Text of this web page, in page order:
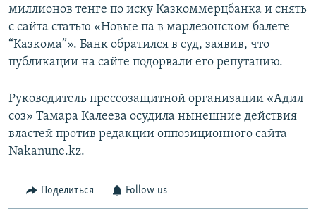
миллионов тенге по иску Казкоммерцбанка и снять
с сайта статью «Новые па в марлезонском балете
“Казкома”». Банк обратился в суд, заявив, что
публикации на сайте подорвали его репутацию.
Руководитель прессозащитной организации «Адил
соз» Тамара Калеева осудила нынешние действия
властей против редакции оппозиционного сайта
Nakanune.kz.
Поделиться Follow us